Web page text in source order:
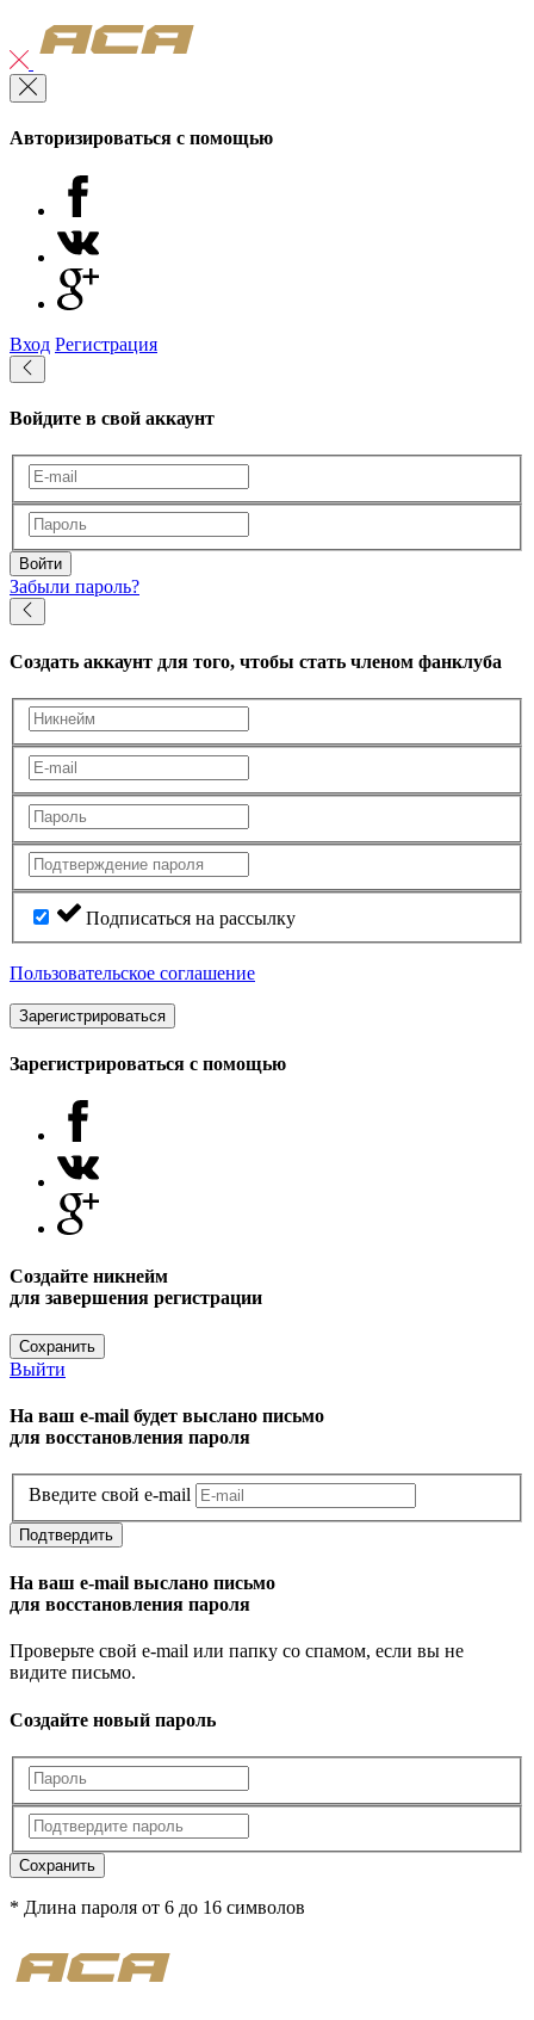
Авторизироваться с помощью
Вход Регистрация
Войдите в свой аккаунт
Войти
Забыли пароль?
Создать аккаунт для того, чтобы стать членом фанклуба
Подписаться на рассылку
Пользовательское соглашение
Зарегистрироваться
Зарегистрироваться с помощью
Создайте никнейм
для завершения регистрации
Сохранить
Выйти
На ваш e-mail будет выслано письмо
для восстановления пароля
Введите свой e-mail
Подтвердить
На ваш e-mail выслано письмо
для восстановления пароля
Проверьте свой e-mail или папку со спамом, если вы не
видите письмо.
Создайте новый пароль
Сохранить
* Длина пароля от 6 до 16 символов